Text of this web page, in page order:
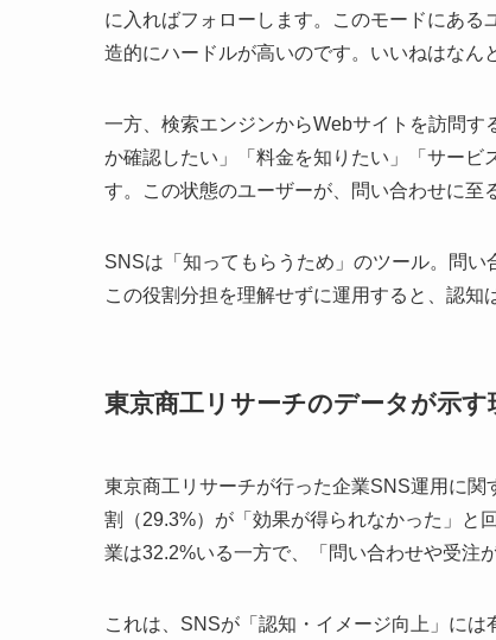
に入ればフォローします。このモードにあ
造的にハードルが高いのです。いいねはなん
一方、検索エンジンからWebサイトを訪問
か確認したい」「料金を知りたい」「サービ
す。この状態のユーザーが、問い合わせに至
SNSは「知ってもらうため」のツール。問い
この役割分担を理解せずに運用すると、認知
東京商工リサーチのデータが示す
東京商工リサーチが行った企業SNS運用に
割（29.3%）が「効果が得られなかった」と
業は32.2%いる一方で、「問い合わせや受注
これは、SNSが「認知・イメージ向上」に